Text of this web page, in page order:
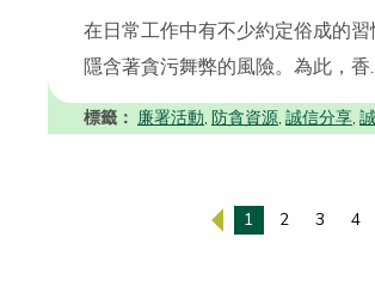
在日常工作中有不少約定俗成的
隱含著貪污舞弊的風險。為此，香
標籤： 廉署活動, 防貪資源, 誠信分享,
1 2 3 4